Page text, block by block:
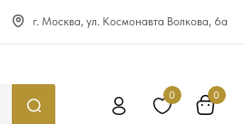
г. Москва, ул. Космонавта Волкова, 6а
0 0